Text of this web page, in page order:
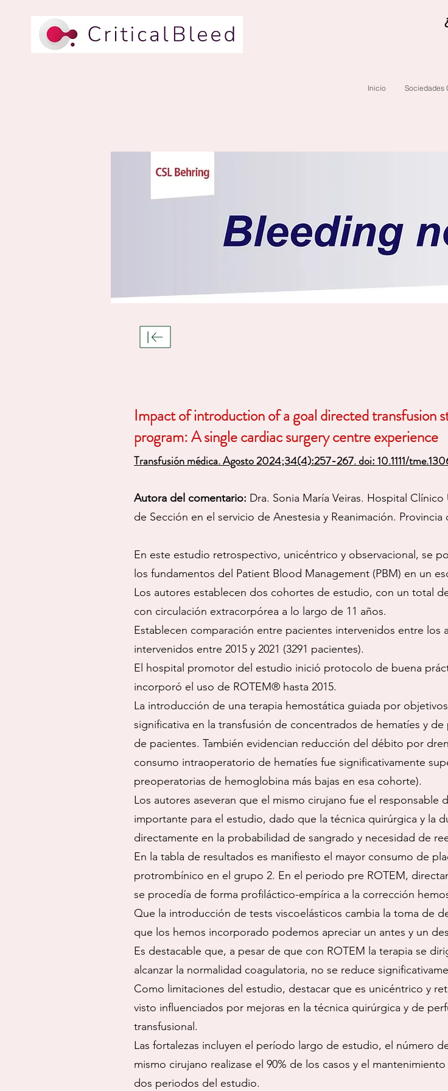
Inicio Sociedades
Impact of introduction of a goal directed transfusion
program: A single cardiac surgery centre experience
Transfusión médica. Agosto 2024;34(4):257-267. doi: 10.1111/
Autora del comentario: Dra. Sonia María Veiras. Hospital
de Sección en el servicio de Anestesia y Reanimación. Provincia
En este estudio retrospectivo, unicéntrico y observacional, se
los fundamentos del Patient Blood Management (PBM) en un
Los autores establecen dos cohortes de estudio, con un total
con circulación extracorpórea a lo largo de 11 años.
Establecen comparación entre pacientes intervenidos entre los
intervenidos entre 2015 y 2021 (3291 pacientes).
El hospital promotor del estudio inició protocolo de buena
incorporó el uso de ROTEM® hasta 2015.
La introducción de una terapia hemostática guiada por
significativa en la transfusión de concentrados de hematíes y
de pacientes. También evidencian reducción del débito por
consumo intraoperatorio de hematíes fue significativamente
preoperatorias de hemoglobina más bajas en esa cohorte).
Los autores aseveran que el mismo cirujano fue el responsable
importante para el estudio, dado que la técnica quirúrgica y la
directamente en la probabilidad de sangrado y necesidad de
En la tabla de resultados es manifiesto el mayor consumo de
protrombínico en el grupo 2. En el periodo pre ROTEM,
se procedía de forma profiláctico-empírica a la corrección
Que la introducción de tests viscoelásticos cambia la toma de
que los hemos incorporado podemos apreciar un antes y un
Es destacable que, a pesar de que con ROTEM la terapia se
alcanzar la normalidad coagulatoria, no se reduce
Como limitaciones del estudio, destacar que es unicéntrico y
visto influenciados por mejoras en la técnica quirúrgica y de
transfusional.
Las fortalezas incluyen el período largo de estudio, el número
mismo cirujano realizase el 90% de los casos y el
dos periodos del estudio.